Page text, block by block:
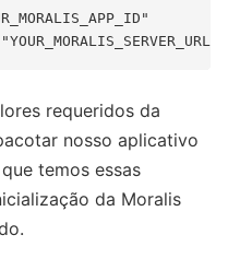
requeridos da
nosso aplicativo
temos essas
da Moralis